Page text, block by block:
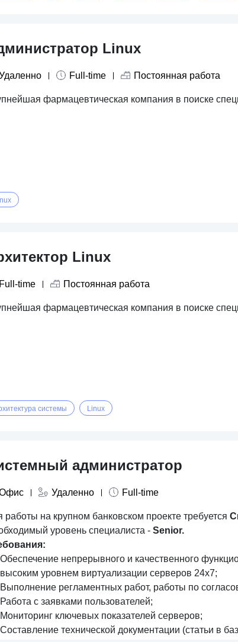
Linux
Full-time Постоянная работа
фармацевтическая компания в поиске
Linux
Full-time Постоянная работа
фармацевтическая компания в поиске
системы Linux
администратор
Удаленно Full-time
работы на крупном банковском проекте требуется
уровень специалиста - Senior.
Обеспечение непрерывного и качественного
высоким уровнем виртуализации серверов 24x7;
Выполнение регламентных работ, работы по
Работа с заявками пользователей;
Мониторинг ключевых показателей серверов;
Составление технической документации (статьи в